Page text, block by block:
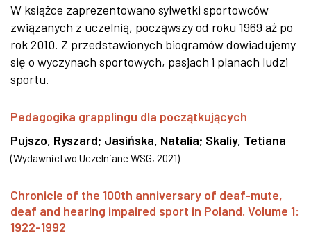
W książce zaprezentowano sylwetki sportowców
związanych z uczelnią, począwszy od roku 1969 aż po
rok 2010. Z przedstawionych biogramów dowiadujemy
się o wyczynach sportowych, pasjach i planach ludzi
sportu.
Pedagogika grapplingu dla początkujących
Pujszo, Ryszard; Jasińska, Natalia; Skaliy, Tetiana
(Wydawnictwo Uczelniane WSG, 2021)
Chronicle of the 100th anniversary of deaf-mute,
deaf and hearing impaired sport in Poland. Volume 1:
1922-1992